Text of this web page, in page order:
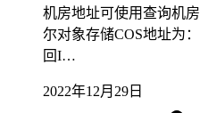
机房地址可使用查询机
尔对象存储COS地址为：
回I…
2022年12月29日